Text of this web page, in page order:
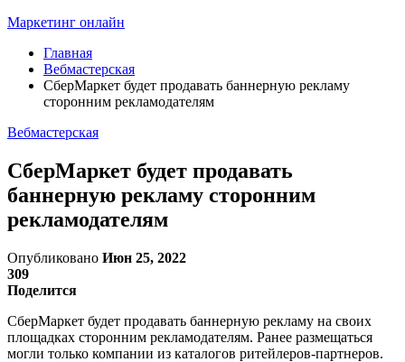
Маркетинг онлайн
Главная
Вебмастерская
СберМаркет будет продавать баннерную рекламу
сторонним рекламодателям
Вебмастерская
СберМаркет будет продавать
баннерную рекламу сторонним
рекламодателям
Опубликовано Июн 25, 2022
309
Поделится
СберМаркет будет продавать баннерную рекламу на своих
площадках сторонним рекламодателям. Ранее размещаться
могли только компании из каталогов ритейлеров-партнеров.